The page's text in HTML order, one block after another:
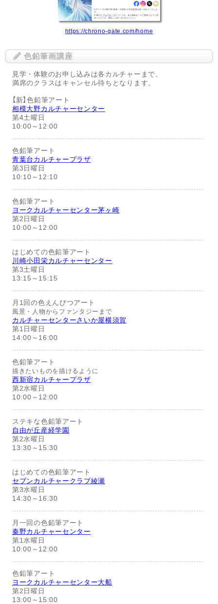
https://chrono-gate.com/home
色鉛筆画講座
見学・体験のお申し込みは各カルチャーまで。
満席のクラスはキャンセル待ちとなります。
【新】色鉛筆アート
相模大野カルチャーセンター
第4土曜日
10:00～12:00
色鉛筆アート
青葉台カルチャープラザ
第3日曜日
10:10～12:10
色鉛筆アート
ヨークカルチャーセンター茅ヶ崎
第2日曜日
10:00～12:00
はじめての色鉛筆アート
川崎小田栄カルチャーセンター
第3土曜日
13:15～15:15
月1回の色えんぴつアート
風景・人物からファンタジーまで
カルチャーセンターさいか屋横須賀
第1日曜日
14:00～16:00
色鉛筆アート
描きたいものを描けるように
西新宿カルチャープラザ
第2水曜日
10:00～12:00
ステキな色鉛筆アート
自由が丘産経学園
第2水曜日
13:30～15:30
はじめての色鉛筆アート
セブンカルチャークラブ綾瀬
第3水曜日
14:30～16:30
月一回の色鉛筆アート
秦野カルチャーセンター
第1水曜日
10:00～12:00
色鉛筆アート
ヨークカルチャーセンター大船
第2日曜日
13:00～15:00